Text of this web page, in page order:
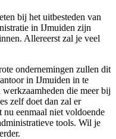
bij het uitbesteden van
in IJmuiden zijn
Allereerst zal je veel
ondernemingen zullen dit
in IJmuiden in te
die meer bij
zelf doet dan zal er
eenmaal niet voldoende
tools. Wil je